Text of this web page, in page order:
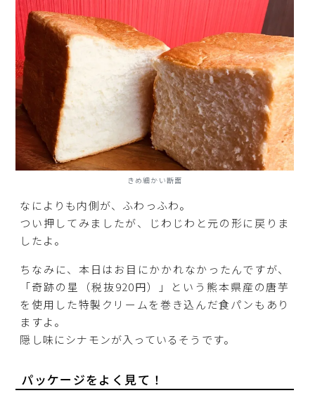
きめ細かい断面
なによりも内側が、ふわっふわ。
つい押してみましたが、じわじわと元の形に戻りま
したよ。
ちなみに、本日はお目にかかれなかったんですが、
「奇跡の星（税抜920円）」という熊本県産の唐芋
を使用した特製クリームを巻き込んだ食パンもあり
ますよ。
隠し味にシナモンが入っているそうです。
パッケージをよく見て！